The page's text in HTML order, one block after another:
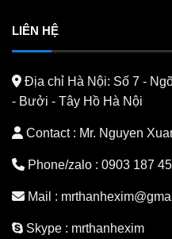
LIÊN HỆ
Địa chỉ Hà Nội: Số 7 -
- Bưởi - Tây Hồ Hà Nội
Contact : Mr. Nguyen
Phone/zalo : 0903 187
Mail :
Skype : mrthanhexim